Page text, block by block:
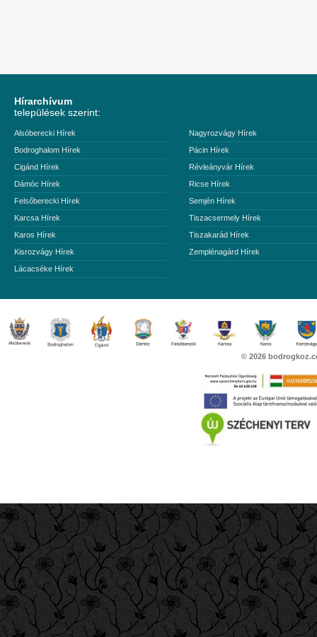
Hírarchívum
települések szerint:
Alsóberecki Hírek
Bodroghalom Hírek
Cigánd Hírek
Dámóc Hírek
Felsőberecki Hírek
Karcsa Hírek
Karos Hírek
Kisrozvágy Hírek
Lácacséke Hírek
Nagyrozvágy Hírek
Pácin Hírek
Révleányvár Hírek
Ricse Hírek
Semjén Hírek
Tiszacsermely Hírek
Tiszakarád Hírek
Zemplénagárd Hírek
© 2026